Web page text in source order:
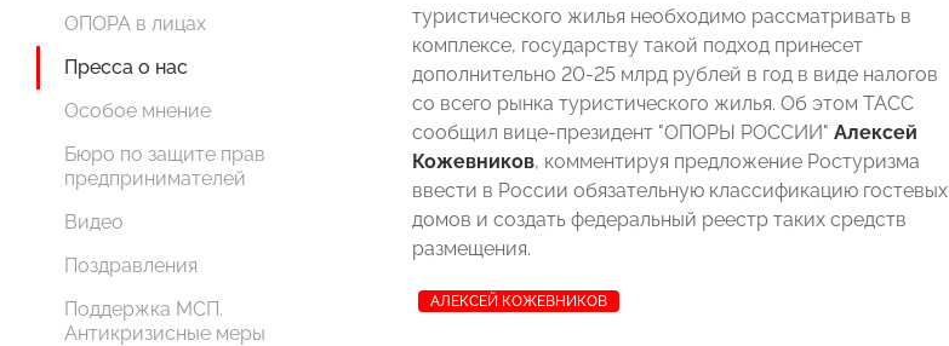
ОПОРА в лицах
Пресса о нас
Особое мнение
Бюро по защите прав
предпринимателей
Видео
Поздравления
Поддержка МСП.
Антикризисные меры
туристического жилья необходимо рассматривать в
комплексе, государству такой подход принесет
дополнительно 20-25 млрд рублей в год в виде налогов
со всего рынка туристического жилья. Об этом ТАСС
сообщил вице-президент "ОПОРЫ РОССИИ" Алексей
Кожевников, комментируя предложение Ростуризма
ввести в России обязательную классификацию гостевых
домов и создать федеральный реестр таких средств
размещения.
АЛЕКСЕЙ КОЖЕВНИКОВ